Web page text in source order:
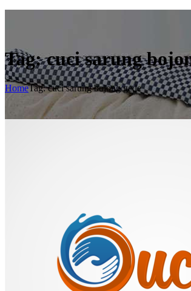
Tag: cuci sarung
HomeTag: cuci sarung bojong gede